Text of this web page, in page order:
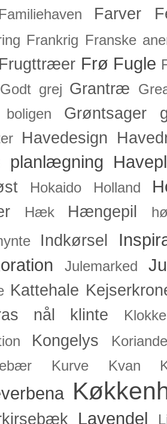
Familiehaven Farver
Frankrig Franske
Frugttræer Frø Fugle
Godt grej Grantræ
Grøntsager
Havedesign
planlægning
Hokaido Holland
Hæk Hængepil
Indkørsel
Julemarked
Kattehale
nål
klinte
Kongelys
Kurve Kvan
Lavendel